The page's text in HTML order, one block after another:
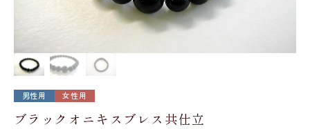
男性用 女性用
ブラックオニキスブレス共仕立